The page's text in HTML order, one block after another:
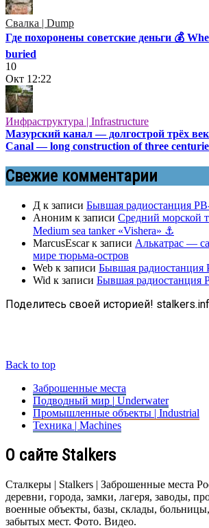
Свалка | Dump
Где похоронены советские деньги 💰
buried
10
Окт 12:22
Инфраструктура | Infrastructure
Мазурский канал — долгострой трёх
Canal — long construction of three
Свежие комментарии
Д к записи Бывшая радиостанция
Аноним к записи Средний морской
Medium sea tanker «Vishera» ⚓
MarcusEscarк записи Алькатрас —
мире тюрьма-остров
Web к записи Бывшая радиостанция
Wid к записи Бывшая радиостанция
Поделитесь своей историей!
Back to top
Заброшенные места
Подводный мир | Underwater
Промышленные объекты | Industrial
Техника | Machines
О сайте Stalkers
Сталкеры | Stalkers | Заброшенные места
деревни, города, замки, лагеря, заводы,
военные объекты, базы, склады,
забытых мест. Фото. Видео.